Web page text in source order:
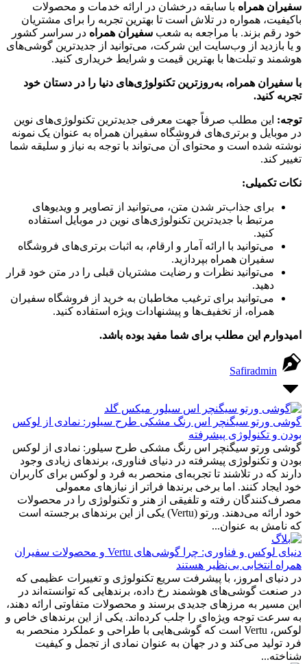
سفیران همراه با سابقه درخشان در ارائه خدمات و محصولات
باکیفیت، همواره در تلاش است تا بهترین تجربه را برای مشتریان
خود رقم بزند. با مراجعه به شعب سفیران همراه در سراسر کشور
و یا بازدید از وب‌سایت این شرکت، می‌توانید از جدیدترین گوشی‌های
هوشمند و تبلت‌ها با بهترین قیمت و شرایط خریداری کنید.
با سفیران همراه، به‌روزترین تکنولوژی‌های دنیا را در دستان خود
تجربه کنید.
توجه: این مطلب صرفاً جهت معرفی جدیدترین تکنولوژی‌های نوین
در موبایل و برتری‌های فروشگاه سفیران همراه به عنوان یک نمونه
نوشته شده است و محتوای آن می‌تواند با توجه به نیاز و سلیقه شما
تغییر کند.
نکات تکمیلی:
برای جذاب‌تر شدن متن، می‌توانید از تصاویر و ویدیوهای
مرتبط با جدیدترین تکنولوژی‌های نوین در موبایل استفاده
کنید.
می‌توانید با ارائه آمار و ارقام، به اثبات برتری‌های فروشگاه
سفیران همراه بپردازید.
می‌توانید نظرات و رضایت مشتریان قبلی را در متن خود قرار
دهید.
می‌توانید برای ترغیب مخاطبان به خرید از فروشگاه سفیران
همراه، از تخفیف‌ها و پیشنهادات ویژه استفاده کنید.
امیدوارم این مطلب برای شما مفید بوده باشد.
Safiradmin
گوشی ورتو سیگنچر اس رنگ مشکی طرح سیلور: نمادی از لوکس
بودن و تکنولوژی پیشرفته
گوشی ورتو سیگنچر اس رنگ مشکی طرح سیلور: نمادی از لوکس
بودن و تکنولوژی پیشرفته در دنیای فناوری، برندهای زیادی وجود
دارند که در تلاشند تا تجربه‌ای منحصر به فرد و لوکس برای کاربران
خود ایجاد کنند. اما برخی برندها فراتر از نیازهای معمولی
مصرف‌کنندگان رفته و تلفیقی از هنر و تکنولوژی را در محصولات
خود ارائه می‌دهند. ورتو (Vertu) یکی از این برندهای برجسته است
که نامش به عنوان...
دنیای لوکس و فناوری: چرا گوشی‌های Vertu و محصولات سفیران
همراه انتخابی بی‌نظیر هستند
در دنیای امروز، با پیشرفت سریع تکنولوژی و تغییرات عظیمی که
در صنعت گوشی‌های هوشمند رخ داده، برندهایی که توانسته‌اند در
این مسیر به مرزهای جدیدی برسند و محصولات متفاوتی ارائه دهند،
به سرعت توجه ویژه‌ای را جلب کرده‌اند. یکی از این برندهای خاص و
لوکس، Vertu است که گوشی‌هایی با طراحی و عملکرد منحصر به
فرد تولید می‌کند و در جهان به عنوان نمادی از تجمل و کیفیت
شناخته...